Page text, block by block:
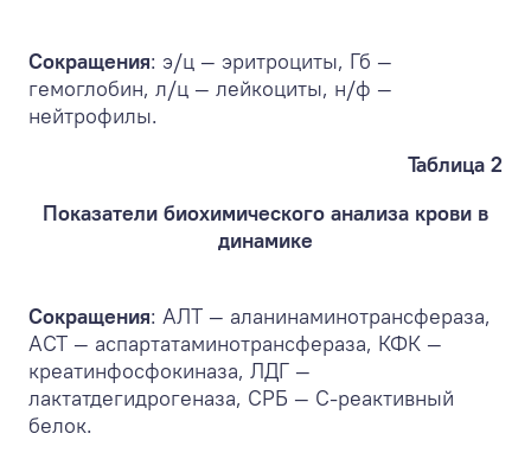
Сокращения: э/ц — эритроциты, Гб —
гемоглобин, л/ц — лейкоциты, н/ф —
нейтрофилы.
Таблица 2
Показатели биохимического анализа крови в
динамике
Сокращения: АЛТ — аланинаминотрансфераза,
АСТ — аспартатаминотрансфераза, КФК —
креатинфосфокиназа, ЛДГ —
лактатдегидрогеназа, СРБ — С-реактивный
белок.